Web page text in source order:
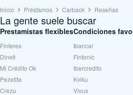
Inicio Préstamos Carback Reseñas
La gente suele buscar
Prestamistas flexibles
Finteres
Dineti
Mi Crédito Ok
Pezetita
Crezu
Condiciones
Ibancar
Fintonic
Ibercredito
Kviku
Vivus